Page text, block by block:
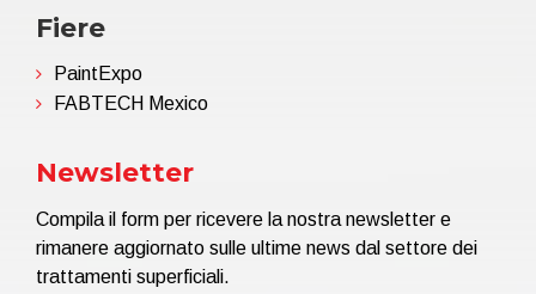
Fiere
PaintExpo
FABTECH Mexico
Newsletter
Compila il form per ricevere la nostra newsletter e
rimanere aggiornato sulle ultime news dal settore dei
trattamenti superficiali.